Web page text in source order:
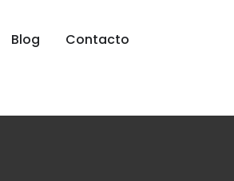
Blog Contacto